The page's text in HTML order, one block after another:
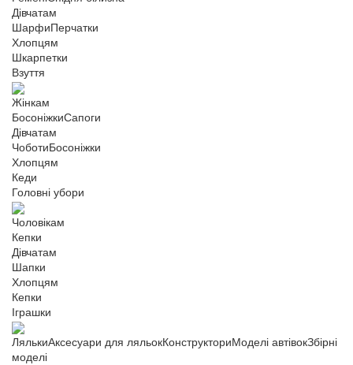
Дівчатам
ШарфиПерчатки
Хлопцям
Шкарпетки
Взуття
Жінкам
БосоніжкиСапоги
Дівчатам
ЧоботиБосоніжки
Хлопцям
Кеди
Головні убори
Чоловікам
Кепки
Дівчатам
Шапки
Хлопцям
Кепки
Іграшки
ЛялькиАксесуари для ляльокКонструкториМоделі автівокЗбірні
моделі